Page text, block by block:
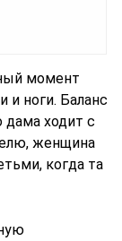
момент
и ноги. Баланс
дама ходит с
женщина
когда та